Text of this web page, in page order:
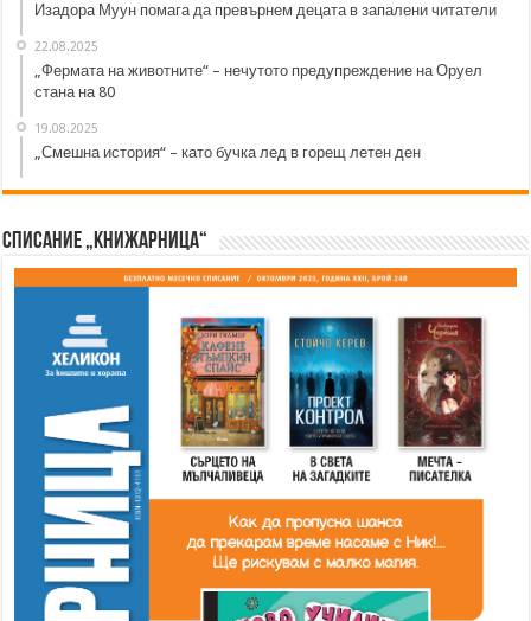
Изадора Муун помага да превърнем децата в запалени читатели
22.08.2025
„Фермата на животните“ – нечутото предупреждение на Оруел
стана на 80
19.08.2025
„Смешна история“ – като бучка лед в горещ летен ден
Списание „Книжарница“